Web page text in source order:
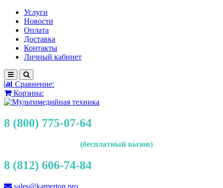
Услуги
Новости
Оплата
Доставка
Контакты
Личный кабинет
Сравнение:
Корзина:
8 (800) 775-07-64
(бесплатный вызов)
8 (812) 606-74-84
sales@kamerton.pro